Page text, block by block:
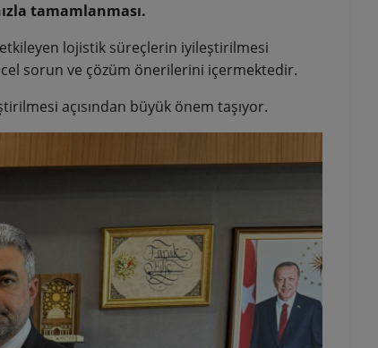
tamamlanması.
lojistik süreçlerin iyileştirilmesi
sorun ve çözüm önerilerini içermektedir.
açısından büyük önem taşıyor.